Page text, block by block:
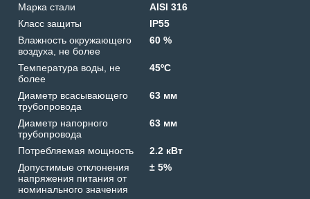
Марка стали
AISI 316
Класс защиты
IP55
Влажность окружающего
воздуха, не более
60 %
Температура воды, не
более
45ºС
Диаметр всасывающего
трубопровода
63 мм
Диаметр напорного
трубопровода
63 мм
Потребляемая мощность
2.2 кВт
Допустимые отклонения
напряжения питания от
номинального значения
± 5%